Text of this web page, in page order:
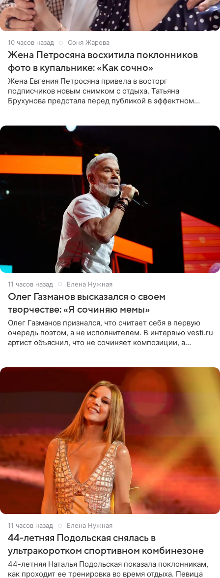
10 часов назад Соня Жарова
Жена Петросяна восхитила поклонников
фото в купальнике: «Как сочно»
Жена Евгения Петросяна привела в восторг
подписчиков новым снимком с отдыха. Татьяна
Брухунова предстала перед публикой в эффектном
11 часов назад Елена Нужная
Олег Газманов высказался о своем
творчестве: «Я сочиняю мемы»
Олег Газманов признался, что считает себя в первую
очередь поэтом, а не исполнителем. В интервью vesti.ru
артист объяснил, что не сочиняет композиции, а
11 часов назад Елена Нужная
44-летняя Подольская снялась в
ультракоротком спортивном комбинезоне
44-летняя Наталья Подольская показала поклонникам,
как проходит ее тренировка во время отдыха. Певица